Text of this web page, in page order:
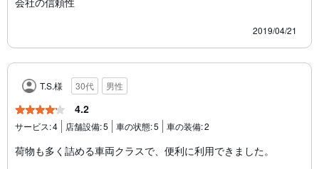
2019/04/21
T.S.様 30代 男性
4.2
サービス:4 店舗設備:5 車の状態:5 車の装備:2
荷物も多く詰める車両クラスで、便利に利用できました。